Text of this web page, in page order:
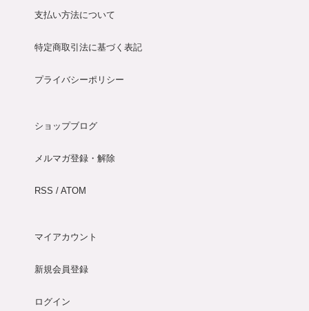
支払い方法について
特定商取引法に基づく表記
プライバシーポリシー
ショップブログ
メルマガ登録・解除
RSS / ATOM
マイアカウント
新規会員登録
ログイン